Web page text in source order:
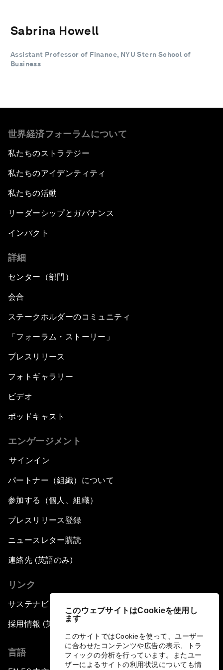
このウェブサイトはCookieを使用し
ます
このサイトではCookieを使って、ユーザー
に合わせたコンテンツや広告の表示、トラ
フィックの分析を行っています。またユー
ザーによるサイトの利用状況についても情
Sabrina Howell
Assistant Professor of Finance, NYU Stern School of
Business
世界経済フォーラムについて
私たちのストラテジー
私たちのアイデンティティ
私たちの活動
リーダーシップとガバナンス
インパクト
詳細
センター（部門）
会合
ステークホルダーのコミュニティ
「フォーラム・ストーリー」
プレスリリース
フォトギャラリー
ビデオ
ポッドキャスト
エンゲージメント
サインイン
パートナー（組織）について
参加する（個人、組織）
プレスリリース登録
ニュースレター購読
連絡先 (英語のみ)
リンク
サステナビリティへの取り組み
採用情報 (英語のみ)
言語